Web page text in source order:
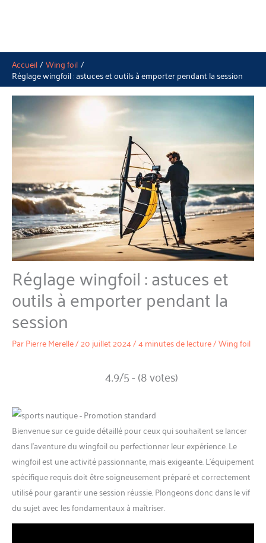
Accueil Wing foil
Réglage wingfoil : astuces et outils à emporter pendant la session
Réglage wingfoil : astuces et
outils à emporter pendant la
session
ParPierre Merelle/20 juillet 2024/4 minutes de lecture/Wing foil
4.9/5 - (8 votes)
Bienvenue sur ce guide détaillé pour ceux qui souhaitent se lancer
dans l’aventure du wingfoil ou perfectionner leur expérience. Le
wingfoil est une activité passionnante, mais exigeante. L’équipement
spécifique requis doit être soigneusement préparé et correctement
utilisé pour garantir une session réussie. Plongeons donc dans le vif
du sujet avec les fondamentaux à maîtriser.